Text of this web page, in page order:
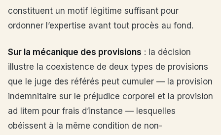
constituent un motif légitime suffisant pour
ordonner l’expertise avant tout procès au fond.
Sur la mécanique des provisions : la décision
illustre la coexistence de deux types de provisions
que le juge des référés peut cumuler — la provision
indemnitaire sur le préjudice corporel et la provision
ad litem pour frais d’instance — lesquelles
obéissent à la même condition de non-